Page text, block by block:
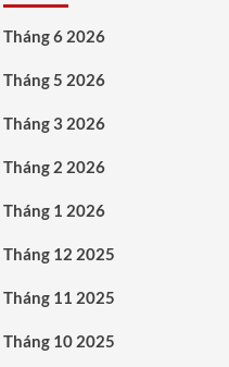
Tháng 6 2026
Tháng 5 2026
Tháng 3 2026
Tháng 2 2026
Tháng 1 2026
Tháng 12 2025
Tháng 11 2025
Tháng 10 2025